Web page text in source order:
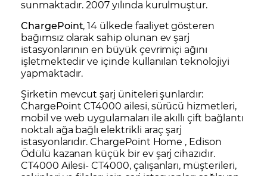
sunmaktadır. 2007 yılında kurulmuştur.
ChargePoint, 14 ülkede faaliyet gösteren
bağımsız olarak sahip olunan ev şarj
istasyonlarının en büyük çevrimiçi ağını
işletmektedir ve içinde kullanılan teknolojiyi
yapmaktadır.
Şirketin mevcut şarj üniteleri şunlardır:
ChargePoint CT4000 ailesi, sürücü hizmetleri,
mobil ve web uygulamaları ile akıllı çift bağlantı
noktalı ağa bağlı elektrikli araç şarj
istasyonlarıdır. ChargePoint Home , Edison
Ödülü kazanan küçük bir ev şarj cihazıdır.
CT4000 Ailesi- CT4000, çalışanları, müşterileri,